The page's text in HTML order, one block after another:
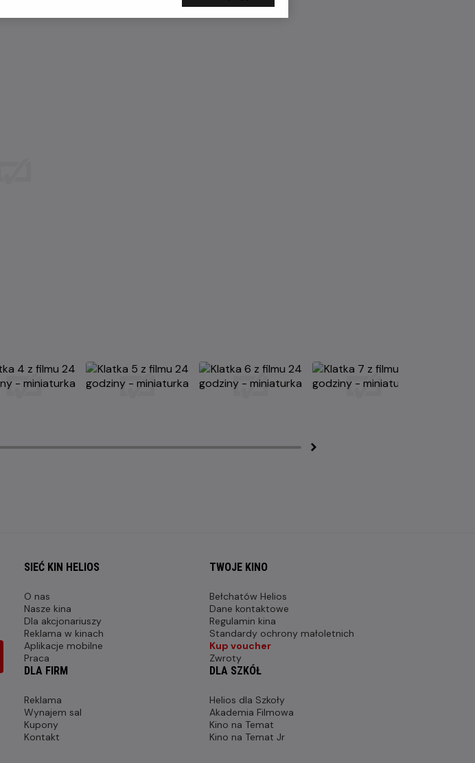
SIEĆ KIN HELIOS
O nas
Nasze kina
Dla akcjonariuszy
Reklama w kinach
Aplikacje mobilne
Praca
TWOJE KINO
Bełchatów Helios
Dane kontaktowe
Regulamin kina
Standardy ochrony małoletnich
Kup voucher
Zwroty
DLA FIRM
Reklama
Wynajem sal
Kupony
Kontakt
DLA SZKÓŁ
Helios dla Szkoły
Akademia Filmowa
Kino na Temat
Kino na Temat Jr